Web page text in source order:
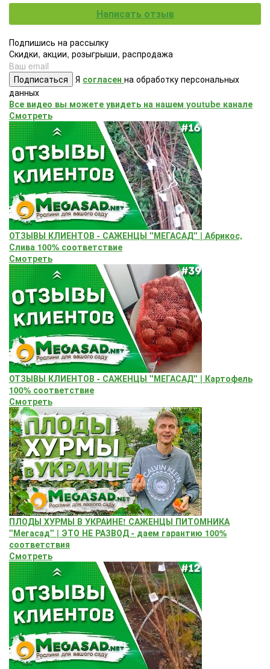
Написать отзыв
Подпишись на рассылку
Скидки, акции, розыгрыши, распродажа
Подписаться Я согласен на обработку персональных
данных
Все видео вы можете увидеть на нашем youtube канале
Смотреть
ОТЗЫВЫ КЛИЕНТОВ - САЖЕНЦЫ "МЕГАСАД" | Абрикос,
Слива 100% соответствие
Смотреть
ОТЗЫВЫ КЛИЕНТОВ - САЖЕНЦЫ "МЕГАСАД" | Картофель
100% соответствие
Смотреть
ПЛОДЫ ХУРМЫ В УКРАИНЕ! САЖЕНЦЫ ПИТОМНИКА
"Мегасад" | ЭТО НЕ РАЗВОД - даем гарантию 100%
соответствия
Смотреть